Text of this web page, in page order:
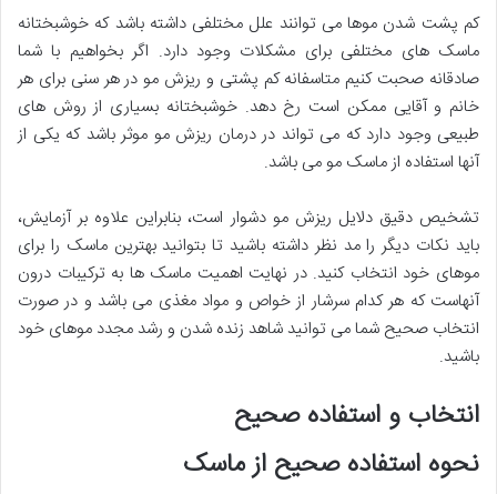
کم پشت شدن موها می توانند علل مختلفی داشته باشد که خوشبختانه
ماسک های مختلفی برای مشکلات وجود دارد. اگر بخواهیم با شما
صادقانه صحبت کنیم متاسفانه کم پشتی و ریزش مو در هر سنی برای هر
خانم و آقایی ممکن است رخ دهد. خوشبختانه بسیاری از روش های
طبیعی وجود دارد که می تواند در درمان ریزش مو موثر باشد که یکی از
آنها استفاده از ماسک مو می باشد.
تشخیص دقیق دلایل ریزش مو دشوار است، بنابراین علاوه بر آزمایش،
باید نکات دیگر را مد نظر داشته باشید تا بتوانید بهترین ماسک را برای
موهای خود انتخاب کنید. در نهایت اهمیت ماسک ها به ترکیبات درون
آنهاست که هر کدام سرشار از خواص و مواد مغذی می باشد و در صورت
انتخاب صحیح شما می توانید شاهد زنده شدن و رشد مجدد موهای خود
باشید.
انتخاب و استفاده صحیح
نحوه استفاده صحیح از ماسک